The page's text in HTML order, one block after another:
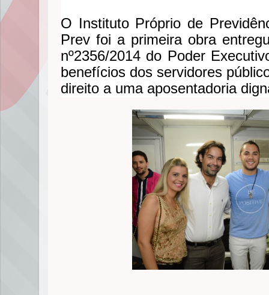
O Instituto Próprio de
Prev foi a primeira obra
nº2356/2014 do Poder
benefícios dos servidores
direito a uma aposentadoria